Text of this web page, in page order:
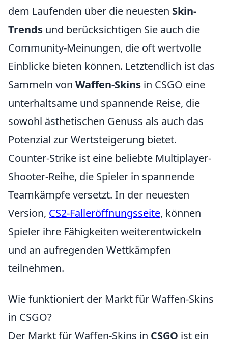
dem Laufenden über die neuesten Skin-
Trends und berücksichtigen Sie auch die
Community-Meinungen, die oft wertvolle
Einblicke bieten können. Letztendlich ist das
Sammeln von Waffen-Skins in CSGO eine
unterhaltsame und spannende Reise, die
sowohl ästhetischen Genuss als auch das
Potenzial zur Wertsteigerung bietet.
Counter-Strike ist eine beliebte Multiplayer-
Shooter-Reihe, die Spieler in spannende
Teamkämpfe versetzt. In der neuesten
Version, CS2-Falleröffnungsseite, können
Spieler ihre Fähigkeiten weiterentwickeln
und an aufregenden Wettkämpfen
teilnehmen.
Wie funktioniert der Markt für Waffen-Skins
in CSGO?
Der Markt für Waffen-Skins in CSGO ist ein